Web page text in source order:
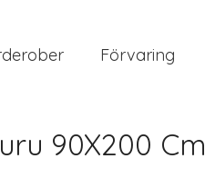
Förvaring
90X200 Cm